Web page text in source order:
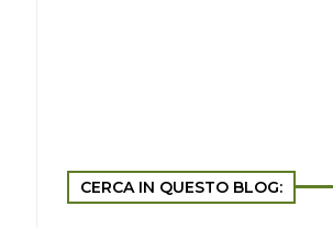
CERCA IN QUESTO BLOG: